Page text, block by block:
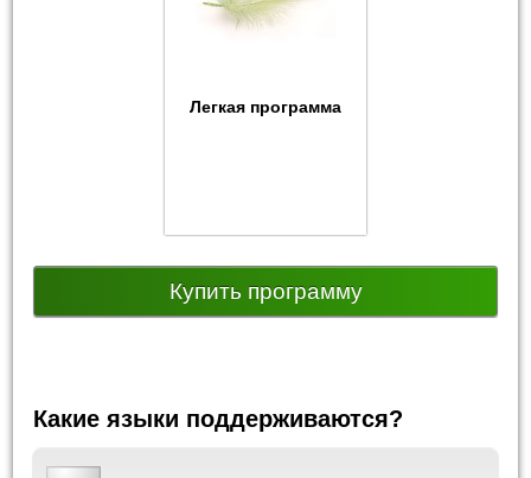
Легкая программа
Купить программу
Какие языки поддерживаются?